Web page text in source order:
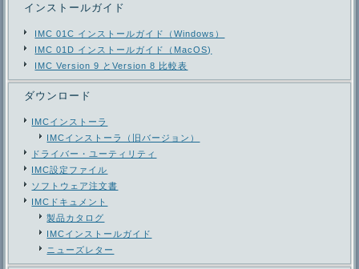
インストールガイド
IMC 01C インストールガイド（Windows）
IMC 01D インストールガイド（MacOS)
IMC Version 9 とVersion 8 比較表
ダウンロード
IMCインストーラ
IMCインストーラ（旧バージョン）
ドライバー・ユーティリティ
IMC設定ファイル
ソフトウェア注文書
IMCドキュメント
製品カタログ
IMCインストールガイド
ニューズレター